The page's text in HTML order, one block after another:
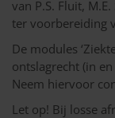
van P.S. Fluit,
ter voorbereiding
De modules
ontslagrecht (in
Neem hiervoor
Let op! Bij losse